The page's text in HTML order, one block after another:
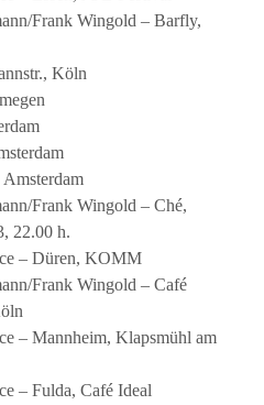
Frank Wingold – Barfly,
Köln
Frank Wingold – Ché,
22.00 h.
– Düren, KOMM
Frank Wingold – Café
– Mannheim, Klapsmühl am
– Fulda, Café Ideal